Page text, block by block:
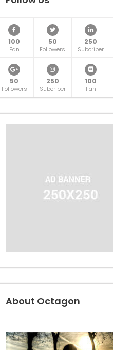
100
Fan
50
Followers
250
Subcriber
50
Followers
250
Subcriber
100
Fan
About Octagon